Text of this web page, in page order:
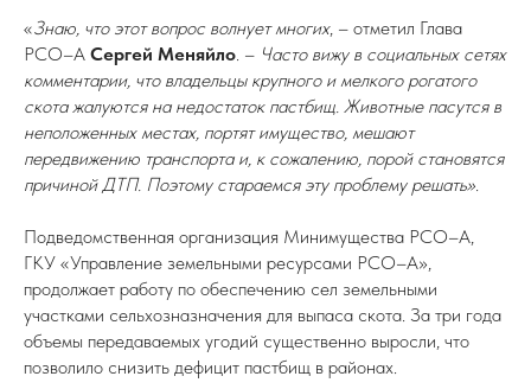
«Знаю, что этот вопрос волнует многих, – отметил Глава
РСО–А Сергей Меняйло. – Часто вижу в социальных сетях
комментарии, что владельцы крупного и мелкого рогатого
скота жалуются на недостаток пастбищ. Животные пасутся в
неположенных местах, портят имущество, мешают
передвижению транспорта и, к сожалению, порой становятся
причиной ДТП. Поэтому стараемся эту проблему решать».
Подведомственная организация Минимущества РСО–А,
ГКУ «Управление земельными ресурсами РСО–А»,
продолжает работу по обеспечению сел земельными
участками сельхозназначения для выпаса скота. За три года
объемы передаваемых угодий существенно выросли, что
позволило снизить дефицит пастбищ в районах.